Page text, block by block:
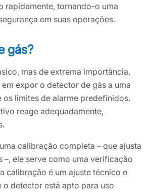
rapidamente, tornando-o uma
em suas operações.
gás?
mas de extrema importância,
expor o detector de gás a uma
limites de alarme predefinidos.
reage adequadamente,
calibração completa – que ajusta
ele serve como uma verificação
calibração é um ajuste técnico e
o detector está apto para uso